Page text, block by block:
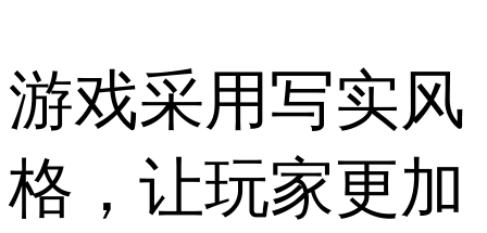
游戏采用写实风
格，让玩家更加